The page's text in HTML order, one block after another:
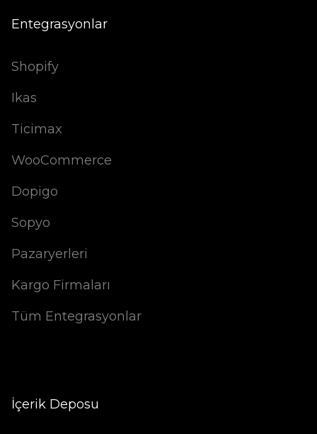
Entegrasyonlar
Shopify
Ikas
Ticimax
WooCommerce
Dopigo
Sopyo
Pazaryerleri
Kargo Firmaları
Tüm Entegrasyonlar
İçerik Deposu